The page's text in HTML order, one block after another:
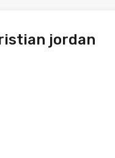
jordan